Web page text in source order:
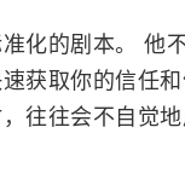
化的剧本。 他
获取你的信任
往往会不自觉